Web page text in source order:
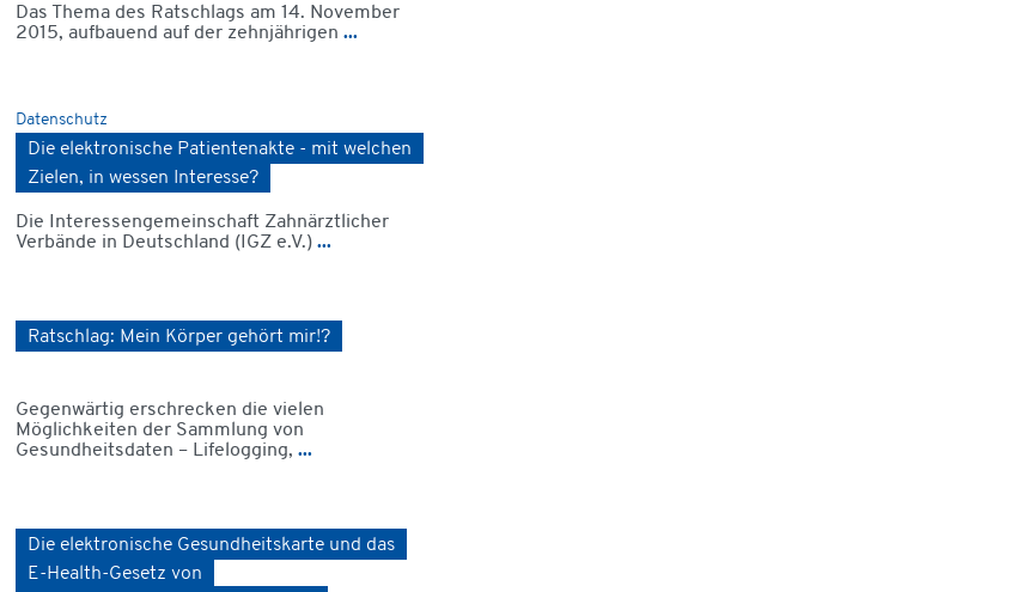
Das Thema des Ratschlags am 14. November
2015, aufbauend auf der zehnjährigen ...
Datenschutz
Die elektronische Patientenakte - mit welchen
Zielen, in wessen Interesse?
Die Interessengemeinschaft Zahnärztlicher
Verbände in Deutschland (IGZ e.V.) ...
Ratschlag: Mein Körper gehört mir!?
Gegenwärtig erschrecken die vielen
Möglichkeiten der Sammlung von
Gesundheitsdaten – Lifelogging, ...
Die elektronische Gesundheitskarte und das
E-Health-Gesetz von